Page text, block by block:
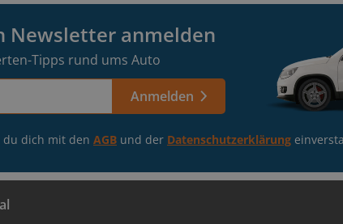
Newsletter anmelden
Tipps rund ums Auto
Anmelden
dich mit den AGB und der Datenschutzerklärung